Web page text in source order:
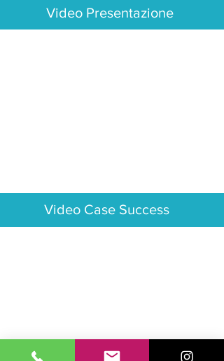
permette di essere flessibili
consegnando un singolo pezzo
Video Presentazione
Video Case Success